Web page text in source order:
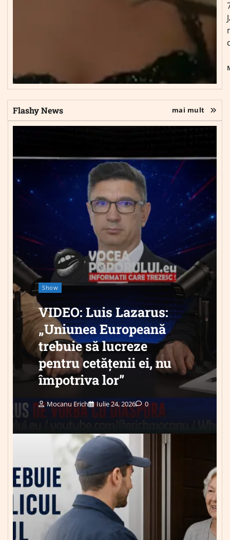
Flashy News mai mult
Show
VIDEO: Luis Lazarus:
„Uniunea Europeană
trebuie să lucreze
pentru cetățenii ei, nu
împotriva lor”
Mocanu Erich Iulie 24, 2026 0